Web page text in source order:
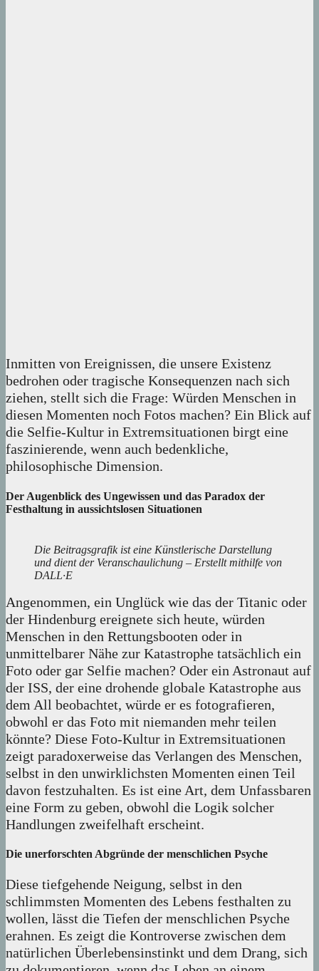
Inmitten von Ereignissen, die unsere Existenz
bedrohen oder tragische Konsequenzen nach sich
ziehen, stellt sich die Frage: Würden Menschen in
diesen Momenten noch Fotos machen? Ein Blick auf
die Selfie-Kultur in Extremsituationen birgt eine
faszinierende, wenn auch bedenkliche,
philosophische Dimension.
Der Augenblick des Ungewissen und das Paradox der
Festhaltung in aussichtslosen Situationen
Die Beitragsgrafik ist eine Künstlerische Darstellung
und dient der Veranschaulichung – Erstellt mithilfe von
DALL·E
Angenommen, ein Unglück wie das der Titanic oder
der Hindenburg ereignete sich heute, würden
Menschen in den Rettungsbooten oder in
unmittelbarer Nähe zur Katastrophe tatsächlich ein
Foto oder gar Selfie machen? Oder ein Astronaut auf
der ISS, der eine drohende globale Katastrophe aus
dem All beobachtet, würde er es fotografieren,
obwohl er das Foto mit niemanden mehr teilen
könnte? Diese Foto-Kultur in Extremsituationen
zeigt paradoxerweise das Verlangen des Menschen,
selbst in den unwirklichsten Momenten einen Teil
davon festzuhalten. Es ist eine Art, dem Unfassbaren
eine Form zu geben, obwohl die Logik solcher
Handlungen zweifelhaft erscheint.
Die unerforschten Abgründe der menschlichen Psyche
Diese tiefgehende Neigung, selbst in den
schlimmsten Momenten des Lebens festhalten zu
wollen, lässt die Tiefen der menschlichen Psyche
erahnen. Es zeigt die Kontroverse zwischen dem
natürlichen Überlebensinstinkt und dem Drang, sich